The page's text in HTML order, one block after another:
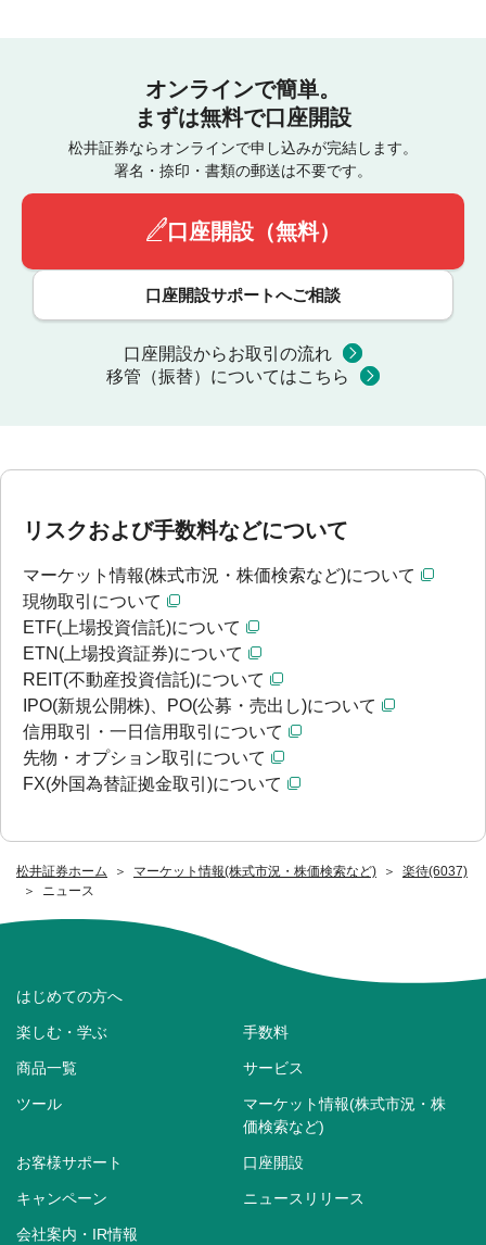
松井証券ホーム マーケット情報(株式市況・株価検索など)
楽待(6037)
ニュース
オンラインで簡単。
まずは無料で口座開設
松井証券ならオンラインで申し込みが完結します。
署名・捺印・書類の郵送は不要です。
口座開設（無料）
口座開設サポートへご相談
口座開設からお取引の流れ
移管（振替）についてはこちら
リスクおよび手数料などについて
マーケット情報(株式市況・株価検索など)について
現物取引について
ETF(上場投資信託)について
ETN(上場投資証券)について
REIT(不動産投資信託)について
IPO(新規公開株)、PO(公募・売出し)について
信用取引・一日信用取引について
先物・オプション取引について
FX(外国為替証拠金取引)について
はじめての方へ
楽しむ・学ぶ 手数料
商品一覧 サービス
ツール
マーケット情報(株式市況・株
価検索など)
お客様サポート 口座開設
キャンペーン ニュースリリース
会社案内・IR情報